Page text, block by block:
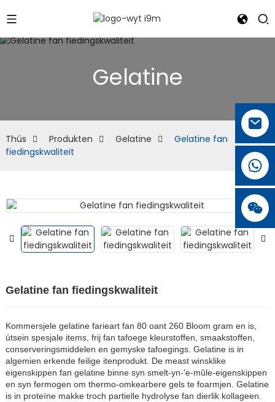
Gelatine
Thús Produkten Gelatine
Gelatine fan
fiedingskwaliteit
Gelatine fan fiedingskwaliteit
Kommersjele gelatine farieart fan 80 oant 260 Bloom gram en is,
útsein spesjale items, frij fan tafoege kleurstoffen, smaakstoffen,
conserveringsmiddelen en gemyske tafoegings. Gelatine is in
algemien erkende feilige itenprodukt. De meast winsklike
eigenskippen fan gelatine binne syn smelt-yn-'e-mûle-eigenskippen
en syn fermogen om thermo-omkearbere gels te foarmjen. Gelatine
is in proteïne makke troch partielle hydrolyse fan dierlik kollageen.